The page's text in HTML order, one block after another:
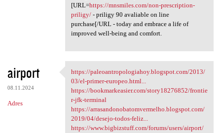
[URL=https://mnsmiles.com/non-prescription-
priligy/- priligy 90 avaliable on line
purchase[/URL - today and embrace a life of
improved well-being and comfort.
airport
08.11.2024
Adres
https://paleoantropologiahoy
https://paleoantropologiahoy.blogspot.com/2013/
03/el-primer-europeo.html...
https://bookmarkeasier.com/story18276852/frontie
r-jfk-terminal
https://arrasandonobatomvermelho.blogspot.com/
2019/04/desejo-todos-feliz...
https://www.bigbizstuff.com/forums/users/airport/